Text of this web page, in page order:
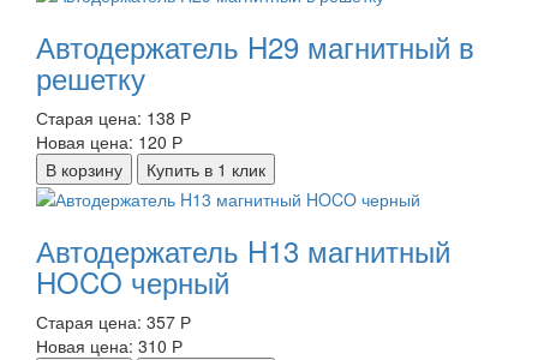
Автодержатель H29 магнитный в
решетку
Старая цена: 138 Р
Новая цена: 120 Р
В корзину
Купить в 1 клик
Автодержатель H13 магнитный
HOCO черный
Старая цена: 357 Р
Новая цена: 310 Р